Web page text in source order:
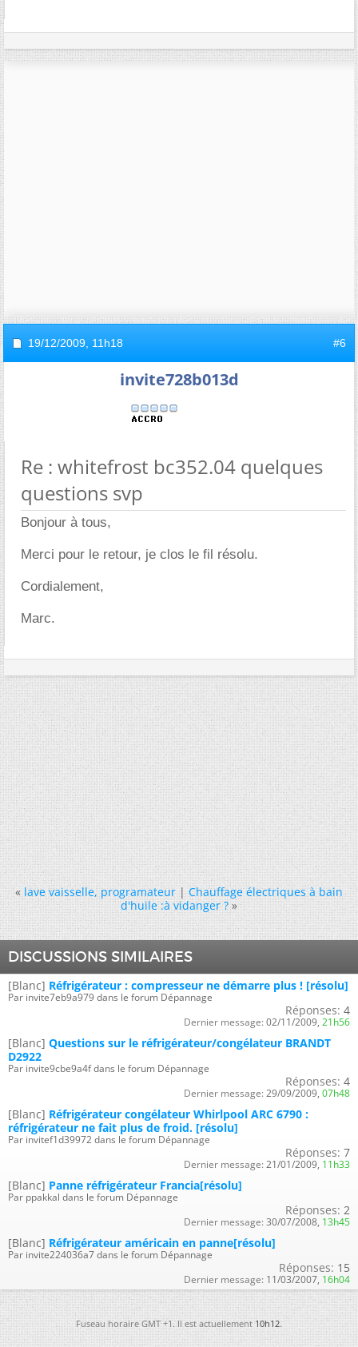
19/12/2009, 11h18 #6
invite728b013d
Re : whitefrost bc352.04 quelques
questions svp
Bonjour à tous,
Merci pour le retour, je clos le fil résolu.
Cordialement,
Marc.
« lave vaisselle, programateur|Chauffage électriques à bain
d'huile :à vidanger ? »
DISCUSSIONS SIMILAIRES
[Blanc] Réfrigérateur : compresseur ne démarre plus ! [résolu]
Par invite7eb9a979 dans le forum Dépannage
Réponses: 4
Dernier message: 02/11/2009, 21h56
[Blanc] Questions sur le réfrigérateur/congélateur BRANDT
D2922
Par invite9cbe9a4f dans le forum Dépannage
Réponses: 4
Dernier message: 29/09/2009, 07h48
[Blanc] Réfrigérateur congélateur Whirlpool ARC 6790 :
réfrigérateur ne fait plus de froid. [résolu]
Par invitef1d39972 dans le forum Dépannage
Réponses: 7
Dernier message: 21/01/2009, 11h33
[Blanc] Panne réfrigérateur Francia[résolu]
Par ppakkal dans le forum Dépannage
Réponses: 2
Dernier message: 30/07/2008, 13h45
[Blanc] Réfrigérateur américain en panne[résolu]
Par invite224036a7 dans le forum Dépannage
Réponses: 15
Dernier message: 11/03/2007, 16h04
Fuseau horaire GMT +1. Il est actuellement10h12.